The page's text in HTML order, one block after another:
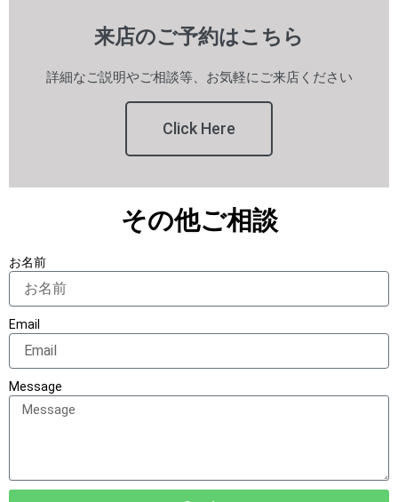
来店のご予約はこちら
詳細なご説明やご相談等、お気軽にご来店ください
Click Here
その他ご相談
お名前
Email
Message